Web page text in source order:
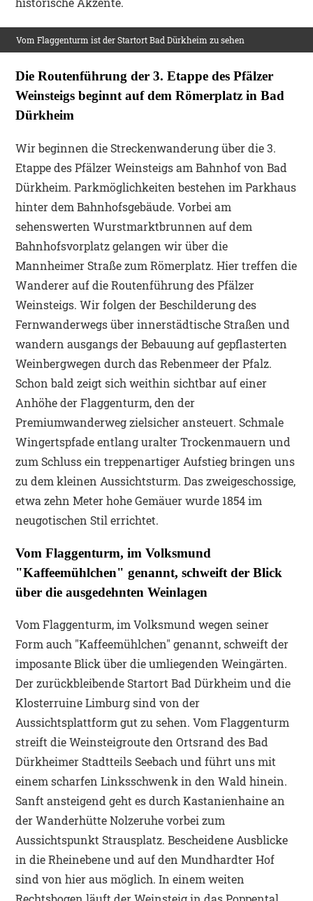
Vom Flaggenturm ist der Startort Bad Dürkheim zu sehen
Die Routenführung der 3. Etappe des Pfälzer
Weinsteigs beginnt auf dem Römerplatz in Bad
Dürkheim
Wir beginnen die Streckenwanderung über die 3.
Etappe des Pfälzer Weinsteigs am Bahnhof von Bad
Dürkheim. Parkmöglichkeiten bestehen im Parkhaus
hinter dem Bahnhofsgebäude. Vorbei am
sehenswerten Wurstmarktbrunnen auf dem
Bahnhofsvorplatz gelangen wir über die
Mannheimer Straße zum Römerplatz. Hier treffen die
Wanderer auf die Routenführung des Pfälzer
Weinsteigs. Wir folgen der Beschilderung des
Fernwanderwegs über innerstädtische Straßen und
wandern ausgangs der Bebauung auf gepflasterten
Weinbergwegen durch das Rebenmeer der Pfalz.
Schon bald zeigt sich weithin sichtbar auf einer
Anhöhe der Flaggenturm, den der
Premiumwanderweg zielsicher ansteuert. Schmale
Wingertspfade entlang uralter Trockenmauern und
zum Schluss ein treppenartiger Aufstieg bringen uns
zu dem kleinen Aussichtsturm. Das zweigeschossige,
etwa zehn Meter hohe Gemäuer wurde 1854 im
neugotischen Stil errichtet.
Vom Flaggenturm, im Volksmund
"Kaffeemühlchen" genannt, schweift der Blick
über die ausgedehnten Weinlagen
Vom Flaggenturm, im Volksmund wegen seiner
Form auch "Kaffeemühlchen" genannt, schweift der
imposante Blick über die umliegenden Weingärten.
Der zurückbleibende Startort Bad Dürkheim und die
Klosterruine Limburg sind von der
Aussichtsplattform gut zu sehen. Vom Flaggenturm
streift die Weinsteigroute den Ortsrand des Bad
Dürkheimer Stadtteils Seebach und führt uns mit
einem scharfen Linksschwenk in den Wald hinein.
Sanft ansteigend geht es durch Kastanienhaine an
der Wanderhütte Nolzeruhe vorbei zum
Aussichtspunkt Strausplatz. Bescheidene Ausblicke
in die Rheinebene und auf den Mundhardter Hof
sind von hier aus möglich. In einem weiten